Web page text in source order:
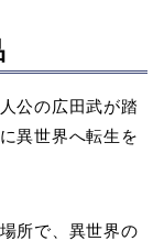
公の広田武が踏
異世界へ転生を
所で、異世界の